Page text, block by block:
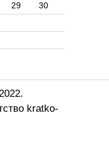
29
30
kratko-